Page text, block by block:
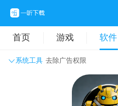
首页 游戏 软件
系统工具 去除广告权限
主题壁纸
拍摄美化